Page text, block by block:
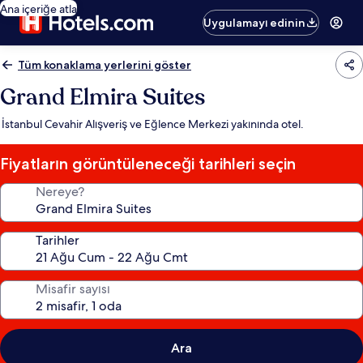
Ana içeriğe atla
Uygulamayı edinin
Tüm konaklama yerlerini göster
Grand Elmira Suites
İstanbul Cevahir Alışveriş ve Eğlence Merkezi yakınında otel.
Fiyatların görüntüleneceği tarihleri seçin
Nereye?
Tarihler
Misafir sayısı
Ara